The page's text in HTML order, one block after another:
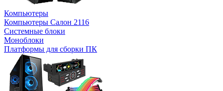
Компьютеры
Компьютеры Салон 2116
Системные блоки
Моноблоки
Платформы для сборки ПК